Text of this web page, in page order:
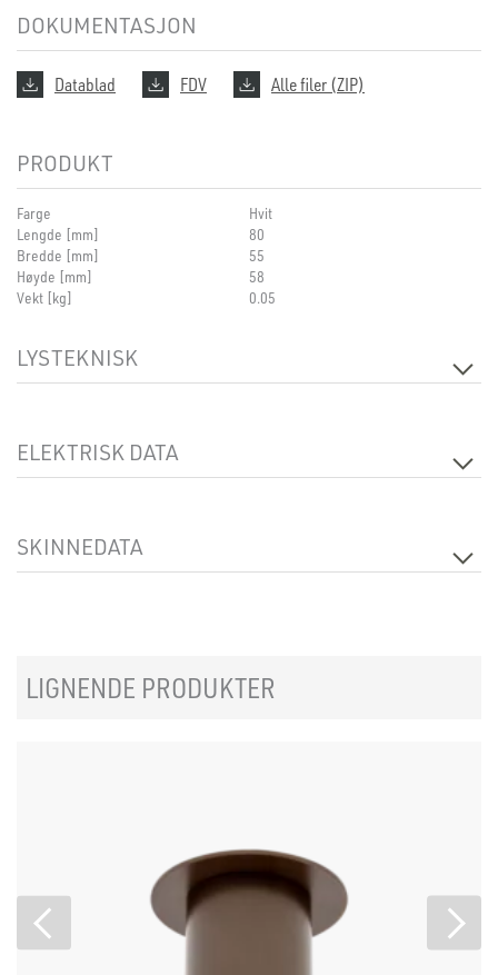
DOKUMENTASJON
Datablad FDV Alle filer (ZIP)
PRODUKT
Farge
Hvit
Lengde [mm]
80
Bredde [mm]
55
Høyde [mm]
58
Vekt [kg]
0.05
LYSTEKNISK
ELEKTRISK DATA
SKINNEDATA
LIGNENDE PRODUKTER